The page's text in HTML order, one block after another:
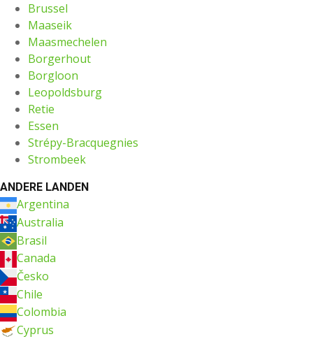
Brussel
Maaseik
Maasmechelen
Borgerhout
Borgloon
Leopoldsburg
Retie
Essen
Strépy-Bracquegnies
Strombeek
ANDERE LANDEN
Argentina
Australia
Brasil
Canada
Česko
Chile
Colombia
Cyprus